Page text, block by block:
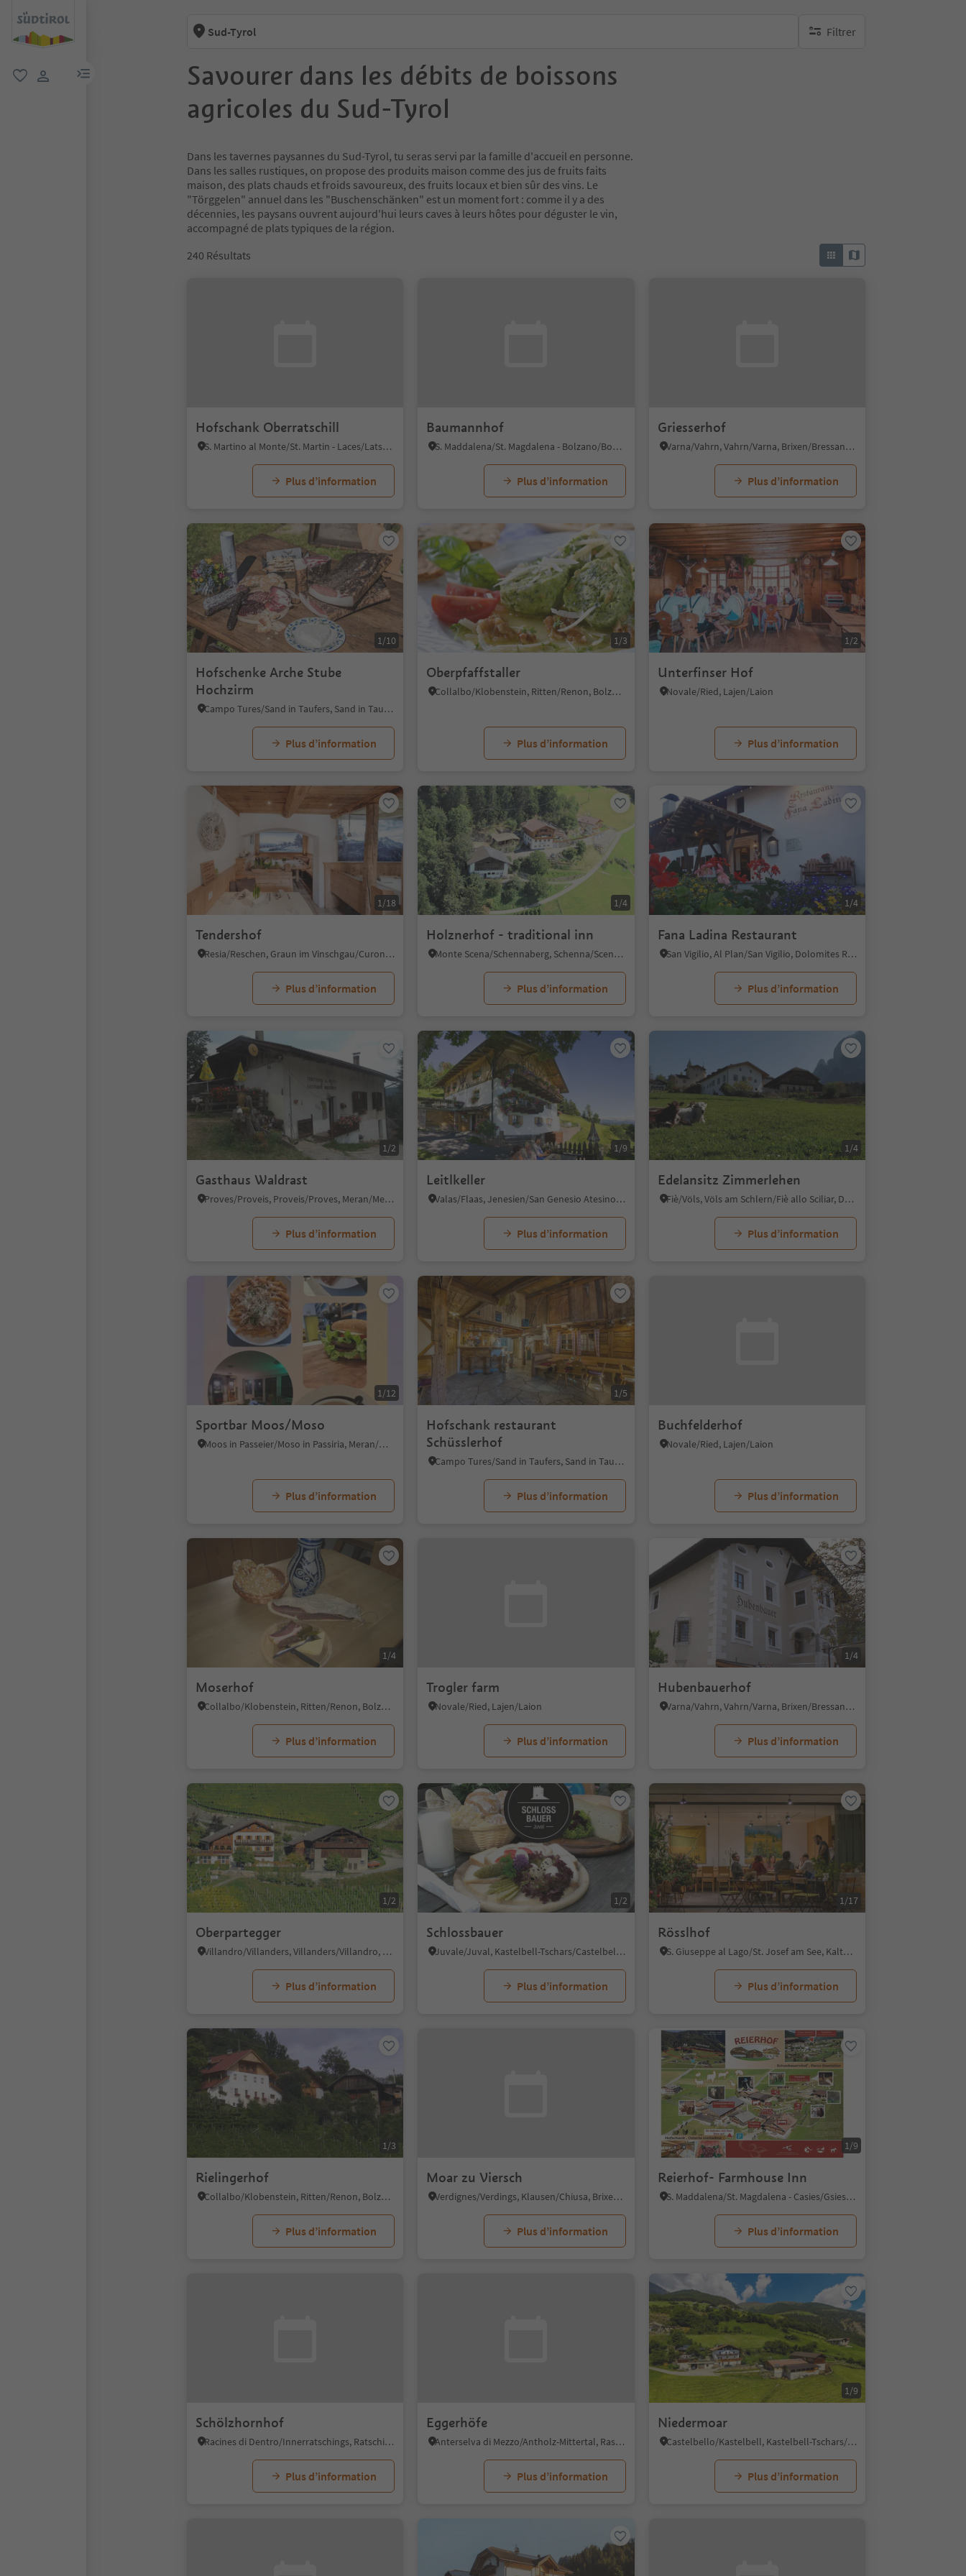
lien menu
Sud-Tyrol Filtrer
aucun filtre actif
Savourer dans les débits de boissons
agricoles du Sud-Tyrol
Dans les tavernes paysannes du Sud-Tyrol, tu seras servi par la famille d'accueil en personne.
Dans les salles rustiques, on propose des produits maison comme des jus de fruits faits
maison, des plats chauds et froids savoureux, des fruits locaux et bien sûr des vins. Le
"Törggelen" annuel dans les "Buschenschänken" est un moment fort : comme il y a des
décennies, les paysans ouvrent aujourd'hui leurs caves à leurs hôtes pour déguster le vin,
accompagné de plats typiques de la région.
240 Résultats
Hofschank Oberratschill
S. Martino al Monte/St. Martin - Laces/Latsch, Latsch/Laces, Vinschgau/Val Venosta
Plus d’information
Baumannhof
S. Maddalena/St. Magdalena - Bolzano/Bozen, Bolzano/Bozen, Bolzano/Bozen and environs
Plus d’information
Griesserhof
Varna/Vahrn, Vahrn/Varna, Brixen/Bressanone and environs
Plus d’information
1/10
Hofschenke Arche Stube
Hochzirm
Campo Tures/Sand in Taufers, Sand in Taufers/Campo Tures, Ahrntal/Valle Aurina
Plus d’information
1/3
Oberpfaffstaller
Collalbo/Klobenstein, Ritten/Renon, Bolzano/Bozen and environs
Plus d’information
1/2
Unterfinser Hof
Novale/Ried, Lajen/Laion
Plus d’information
1/18
Tendershof
Resia/Reschen, Graun im Vinschgau/Curon Venosta, Vinschgau/Val Venosta
Plus d’information
1/4
Holznerhof - traditional inn
Monte Scena/Schennaberg, Schenna/Scena, Meran/Merano and environs
Plus d’information
1/4
Fana Ladina Restaurant
San Vigilio, Al Plan/San Vigilio, Dolomites Region Kronplatz/Plan de Corones
Plus d’information
1/2
Gasthaus Waldrast
Proves/Proveis, Proveis/Proves, Meran/Merano and environs
Plus d’information
1/9
Leitlkeller
Valas/Flaas, Jenesien/San Genesio Atesino, Bolzano/Bozen and environs
Plus d’information
1/4
Edelansitz Zimmerlehen
Fiè/Völs, Völs am Schlern/Fiè allo Sciliar, Dolomites Region Seiser Alm
Plus d’information
1/12
Sportbar Moos/Moso
Moos in Passeier/Moso in Passiria, Meran/Merano and environs
Plus d’information
1/5
Hofschank restaurant
Schüsslerhof
Campo Tures/Sand in Taufers, Sand in Taufers/Campo Tures, Ahrntal/Valle Aurina
Plus d’information
Buchfelderhof
Novale/Ried, Lajen/Laion
Plus d’information
1/4
Moserhof
Collalbo/Klobenstein, Ritten/Renon, Bolzano/Bozen and environs
Plus d’information
Trogler farm
Novale/Ried, Lajen/Laion
Plus d’information
1/4
Hubenbauerhof
Varna/Vahrn, Vahrn/Varna, Brixen/Bressanone and environs
Plus d’information
1/2
Oberpartegger
Villandro/Villanders, Villanders/Villandro, Brixen/Bressanone and environs
Plus d’information
1/2
Schlossbauer
Juvale/Juval, Kastelbell-Tschars/Castelbello-Ciardes, Vinschgau/Val Venosta
Plus d’information
1/17
Rösslhof
S. Giuseppe al Lago/St. Josef am See, Kaltern an der Weinstraße/Caldaro sulla Strada del Vino, Alto Adige Wine Road
Plus d’information
1/3
Rielingerhof
Collalbo/Klobenstein, Ritten/Renon, Bolzano/Bozen and environs
Plus d’information
Moar zu Viersch
Verdignes/Verdings, Klausen/Chiusa, Brixen/Bressanone and environs
Plus d’information
1/9
Reierhof- Farmhouse Inn
S. Maddalena/St. Magdalena - Casies/Gsies, Gsies/Valle di Casies
Plus d’information
Schölzhornhof
Racines di Dentro/Innerratschings, Ratschings/Racines, Sterzing/Vipiteno and environs
Plus d’information
Eggerhöfe
Anterselva di Mezzo/Antholz-Mittertal, Rasen-Antholz/Rasun Anterselva, Dolomites Region Kronplatz/Plan de Corones
Plus d’information
1/9
Niedermoar
Castelbello/Kastelbell, Kastelbell-Tschars/Castelbello-Ciardes, Vinschgau/Val Venosta
Plus d’information